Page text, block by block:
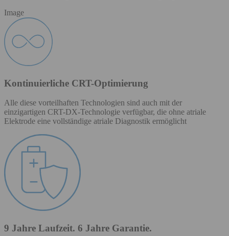
Image
Kontinuierliche CRT-Optimierung
Alle diese vorteilhaften Technologien sind auch mit der
einzigartigen CRT-DX-Technologie verfügbar, die ohne atriale
Elektrode eine vollständige atriale Diagnostik ermöglicht
9 Jahre Laufzeit. 6 Jahre Garantie.